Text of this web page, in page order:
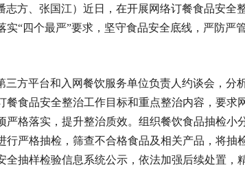
方、张国江）近日，在开展网络订餐食品安全
“四个最严”要求，坚守食品安全底线，严防严
三方平台和入网餐饮服务单位负责人约谈会，分
餐食品安全整治工作目标和重点整治内容，要求
严格落实，提升整治质效。组织餐饮食品抽检小
行严格抽检，筛查不合格食品及相关产品，将抽
全抽样检验信息系统公示，依法加强后续处置，